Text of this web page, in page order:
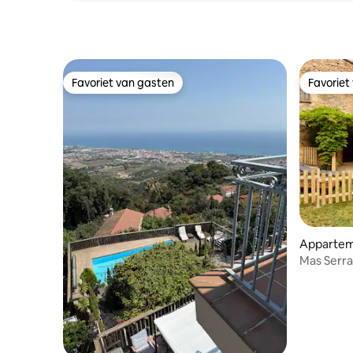
Favoriet van gasten
Favoriet van gasten
Mas